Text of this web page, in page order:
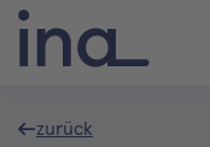
zurück